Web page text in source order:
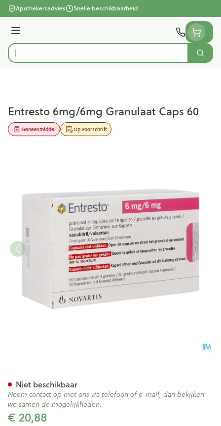
Ga naar de inhoud
Apothekersadvies Snelle beschikbaarheid
Menu
Product, merk, categorie...
Zoek
Entresto 6mg/6mg Granulaat Caps 60
Op voorschrift
Geneesmiddel
€ 20,88
Niet beschikbaar
Neem contact op met ons via telefoon of e-mail, dan bekijken
we samen de mogelijkheden.